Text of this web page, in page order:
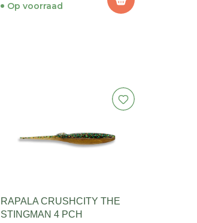
Op voorraad
RAPALA CRUSHCITY THE
STINGMAN 4 PCH